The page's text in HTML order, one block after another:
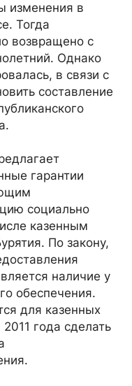
изменения в
Тогда
возвращено с
Однако
в связи с
составление
гарантии
социально
казенным
По закону,
наличие у
обеспечения.
для казенных
года сделать